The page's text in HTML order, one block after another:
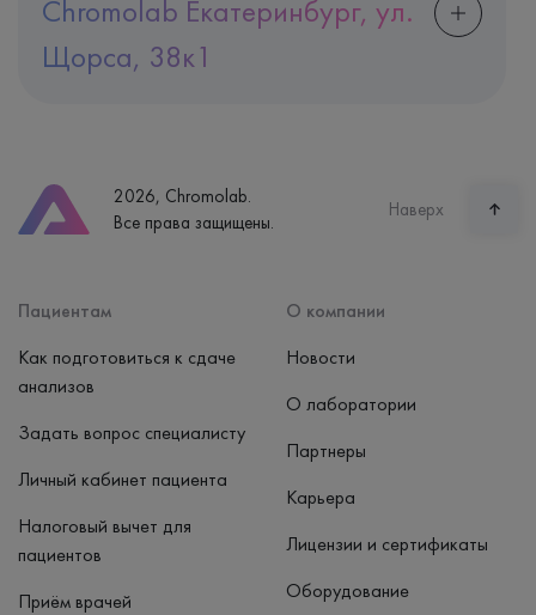
Chromolab Екатеринбург, ул.
Щорса, 38к1
Часы работы
пн-вс: 7:30-15:00
2026, Chromolab.
Все права защищены.
Наверх
Пациентам
Как подготовиться к сдаче
анализов
Задать вопрос специалисту
Личный кабинет пациента
Налоговый вычет для
пациентов
Приём врачей
О компании
Новости
О лаборатории
Партнеры
Карьера
Лицензии и сертификаты
Оборудование